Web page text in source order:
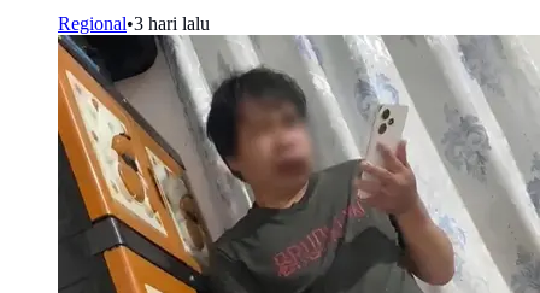
Regional•3 hari lalu